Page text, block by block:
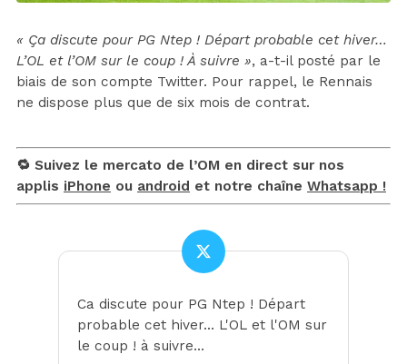
« Ça discute pour PG Ntep ! Départ probable cet hiver…
L’OL et l’OM sur le coup ! À suivre », a-t-il posté par le
biais de son compte Twitter. Pour rappel, le Rennais
ne dispose plus que de six mois de contrat.
🔁 Suivez le mercato de l’OM en direct sur nos
applis iPhone ou android et notre chaîne Whatsapp !
Ca discute pour PG Ntep ! Départ
probable cet hiver… L'OL et l'OM sur
le coup ! à suivre…